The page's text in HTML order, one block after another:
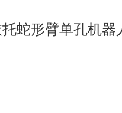
蛇形臂单孔机